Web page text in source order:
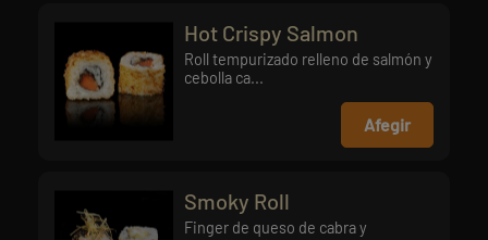
Hot Crispy Salmon
Roll tempurizado relleno de salmón y
cebolla ca...
Afegir
Smoky Roll
Finger de queso de cabra y